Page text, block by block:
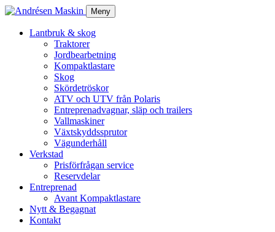
Meny
Lantbruk & skog
Traktorer
Jordbearbetning
Kompaktlastare
Skog
Skördetröskor
ATV och UTV från Polaris
Entreprenadvagnar, släp och trailers
Vallmaskiner
Växtskyddssprutor
Vägunderhåll
Verkstad
Prisförfrågan service
Reservdelar
Entreprenad
Avant Kompaktlastare
Nytt & Begagnat
Kontakt